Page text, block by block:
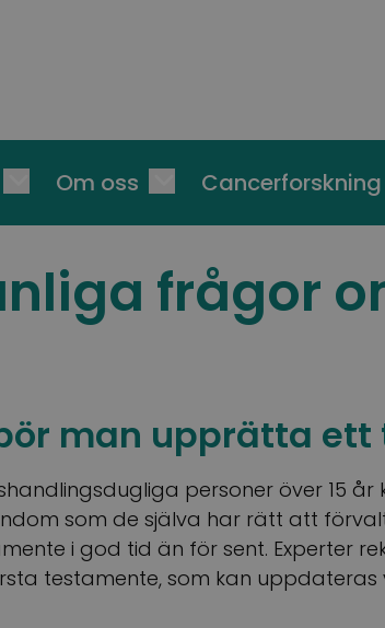
Om oss Cancerforskning
frågor
man upprätta
personer över 15
som de själva har rätt att
i god tid än för sent. Experter
testamente, som kan uppdateras